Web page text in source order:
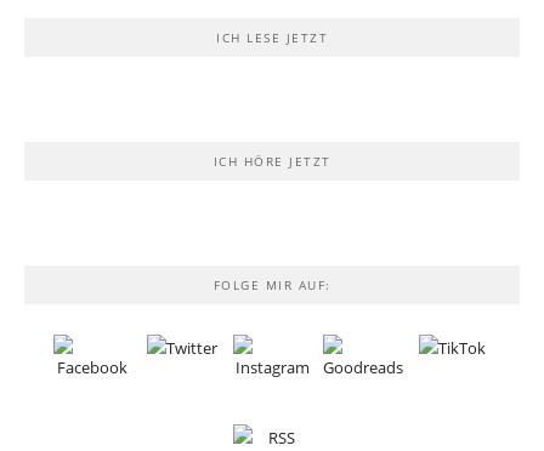
ICH LESE JETZT
ICH HÖRE JETZT
FOLGE MIR AUF: